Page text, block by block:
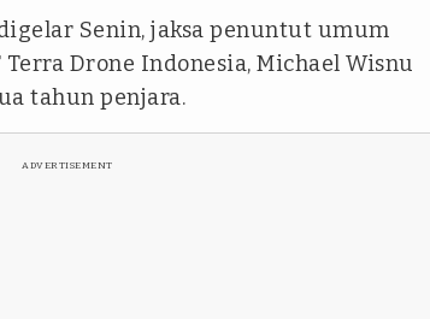
Senin, jaksa penuntut umum
Drone Indonesia, Michael Wisnu
tahun penjara.
ADVERTISEMENT